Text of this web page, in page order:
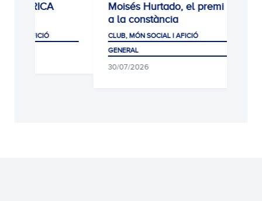
Moisés Hurtado, el premi
CLUB, MÓN SOCIAL I AFICIÓ
Homenatge a
Jarque
CLUB, MÓN SOCIAL I